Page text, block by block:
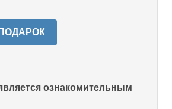
ознакомительным